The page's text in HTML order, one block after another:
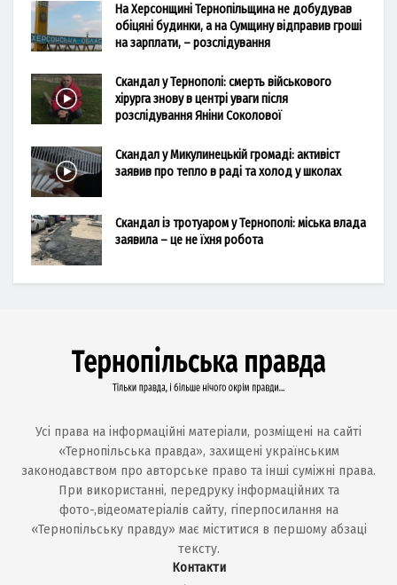
На Херсонщині Тернопільщина не добудував
обіцяні будинки, а на Сумщину відправив гроші
на зарплати, – розслідування
Скандал у Тернополі: смерть військового
хірурга знову в центрі уваги після
розслідування Яніни Соколової
Скандал у Микулинецькій громаді: активіст
заявив про тепло в раді та холод у школах
Скандал із тротуаром у Тернополі: міська влада
заявила – це не їхня робота
Усі права на інформаційні матеріали, розміщені на сайті
«Тернопільська правда», захищені українським
законодавством про авторське право та інші суміжні права.
При використанні, передруку інформаційних та
фото-,відеоматеріалів сайту, гіперпосилання на
«Тернопільську правду» має міститися в першому абзаці
тексту.
Контакти